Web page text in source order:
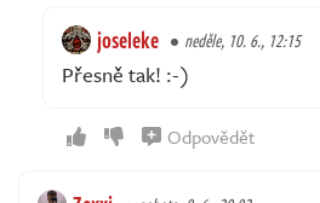
joseleke neděle, 10. 6., 12:15
Přesně tak! :-)
Odpovědět